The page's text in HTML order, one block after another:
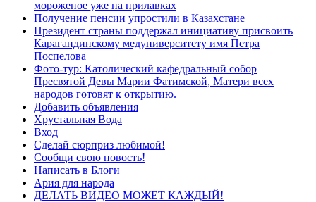
мороженое уже на прилавках
Получение пенсии упростили в Казахстане
Президент страны поддержал инициативу присвоить
Карагандинскому медуниверситету имя Петра
Поспелова
Фото-тур: Католический кафедральный собор
Пресвятой Девы Марии Фатимской, Матери всех
народов готовят к открытию.
Добавить объявления
Хрустальная Вода
Вход
Сделай сюрприз любимой!
Сообщи свою новость!
Написать в Блоги
Ария для народа
ДЕЛАТЬ ВИДЕО МОЖЕТ КАЖДЫЙ!